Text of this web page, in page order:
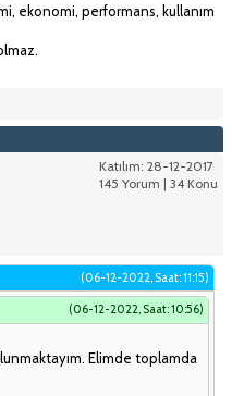
ekonomi, performans, kullanım
Katılım: 28-12-2017
145 Yorum | 34 Konu
(06-12-2022, Saat: 11:15)
(06-12-2022, Saat: 10:56)
Elimde toplamda